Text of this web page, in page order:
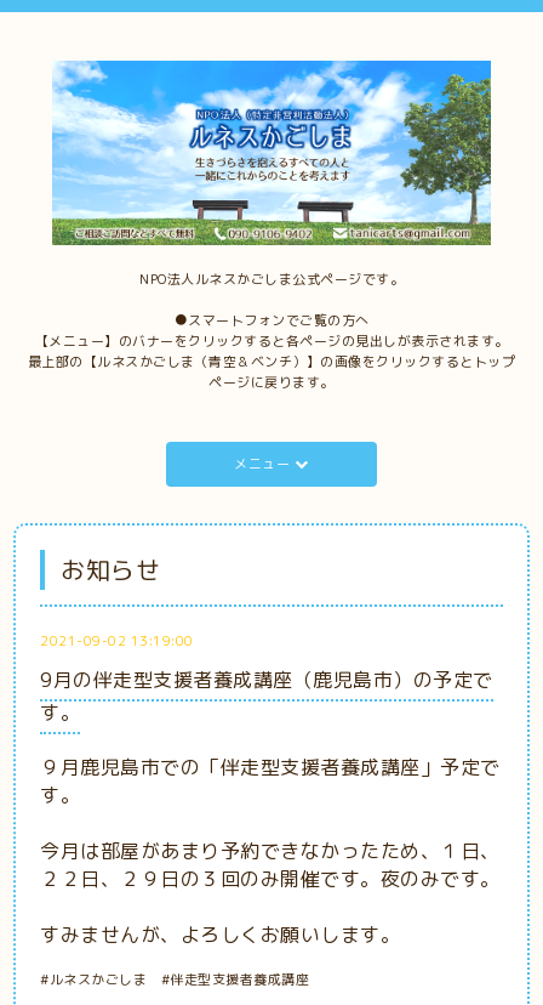
NPO法人ルネスかごしま公式ページです。
●スマートフォンでご覧の方へ
【メニュー】のバナーをクリックすると各ページの見出しが表示されます。
最上部の【ルネスかごしま（青空＆ベンチ）】の画像をクリックするとトップ
ページに戻ります。
メニュー
お知らせ
2021-09-02 13:19:00
9月の伴走型支援者養成講座（鹿児島市）の予定で
す。
９月鹿児島市での「伴走型支援者養成講座」予定で
す。
今月は部屋があまり予約できなかったため、１日、
２２日、２９日の３回のみ開催です。夜のみです。
すみませんが、よろしくお願いします。
#ルネスかごしま #伴走型支援者養成講座